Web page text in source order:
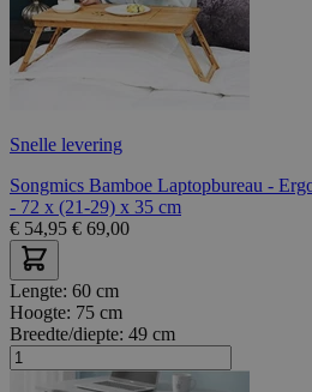
Snelle levering
Songmics Bamboe Laptopbureau -
- 72 x (21-29) x 35 cm
€ 54,95 € 69,00
Lengte: 60 cm
Hoogte: 75 cm
Breedte/diepte: 49 cm